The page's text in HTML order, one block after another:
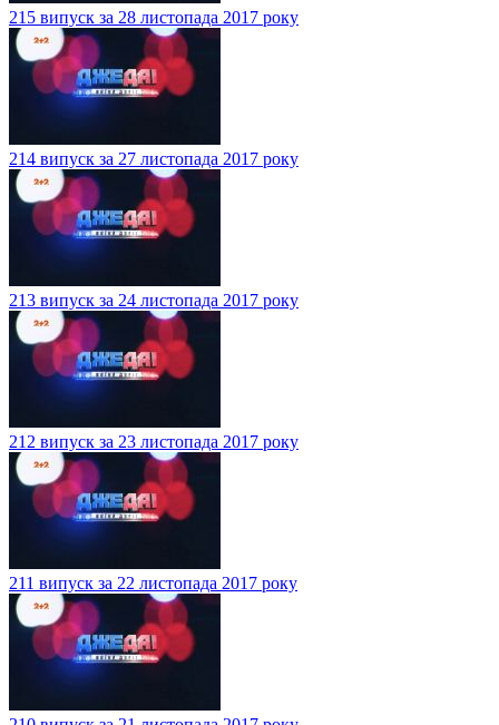
215 випуск за 28 листопада 2017 року
214 випуск за 27 листопада 2017 року
213 випуск за 24 листопада 2017 року
212 випуск за 23 листопада 2017 року
211 випуск за 22 листопада 2017 року